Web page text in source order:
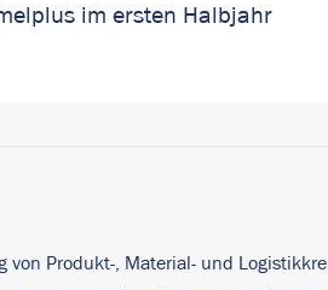
im ersten Halbjahr
Produkt-, Material- und